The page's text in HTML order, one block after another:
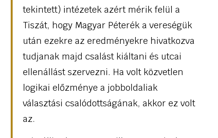
tekintett) intézetek azért mérik felül a
Tiszát, hogy Magyar Péterék a vereségük
után ezekre az eredményekre hivatkozva
tudjanak majd csalást kiáltani és utcai
ellenállást szervezni. Ha volt közvetlen
logikai előzménye a jobboldaliak
választási csalódottságának, akkor ez volt
az.